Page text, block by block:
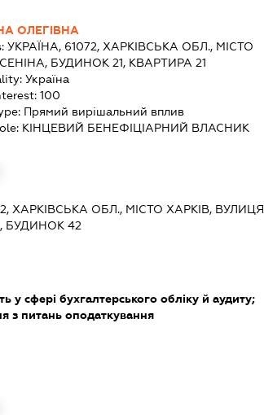
ОЛЕГІВНА
УКРАЇНА, 61072, ХАРКІВСЬКА ОБЛ., МІСТО
БУДИНОК 21, КВАРТИРА 21
Україна
100
Прямий вирішальний вплив
КІНЦЕВИЙ БЕНЕФІЦІАРНИЙ ВЛАСНИК
ХАРКІВСЬКА ОБЛ., МІСТО ХАРКІВ, ВУЛИЦЯ
БУДИНОК 42
у сфері бухгалтерського обліку й аудиту;
з питань оподаткування